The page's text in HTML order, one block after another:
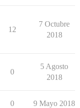
12
7 Octubre
2018
0
5 Agosto
2018
0 9 Mayo 2018